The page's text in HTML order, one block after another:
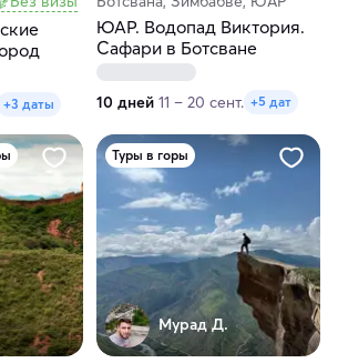
+3 даты
ЮАР. Водопад Виктория.
Сафари в Ботсване
10 дней 11 – 20 сент. +5 дат
Туры в горы
Мурад Д.